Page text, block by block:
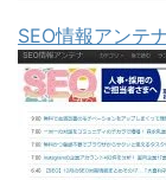
SEO情報アンテ